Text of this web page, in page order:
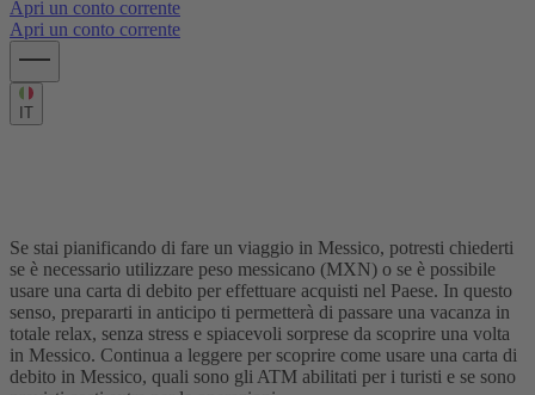
Apri un conto corrente
Apri un conto corrente
IT
Se stai pianificando di fare un viaggio in Messico, potresti chiederti
se è necessario utilizzare peso messicano (MXN) o se è possibile
usare una carta di debito per effettuare acquisti nel Paese. In questo
senso, prepararti in anticipo ti permetterà di passare una vacanza in
totale relax, senza stress e spiacevoli sorprese da scoprire una volta
in Messico. Continua a leggere per scoprire come usare una carta di
debito in Messico, quali sono gli ATM abilitati per i turisti e se sono